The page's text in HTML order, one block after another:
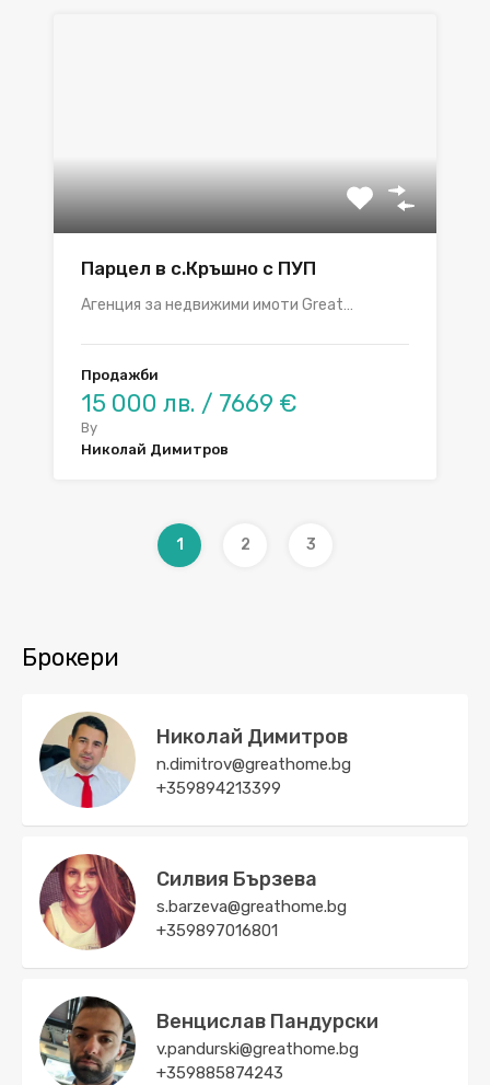
Парцел в с.Кръшно с ПУП
Агенция за недвижими имоти Great…
Продажби
15 000 лв. / 7669 €
By
Николай Димитров
1 2 3
Брокери
Николай Димитров
n.dimitrov@greathome.bg
+359894213399
Силвия Бързева
s.barzeva@greathome.bg
+359897016801
Венцислав Пандурски
v.pandurski@greathome.bg
+359885874243